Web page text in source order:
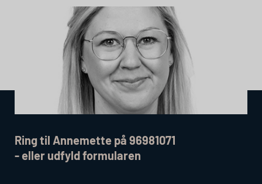
Ring til Annemette på 96981071
- eller udfyld formularen